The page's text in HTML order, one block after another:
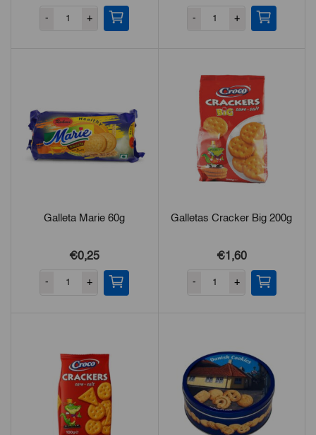
- + - +
Galleta Marie 60g
€0,25
- +
Galletas Cracker Big 200g
€1,60
- +